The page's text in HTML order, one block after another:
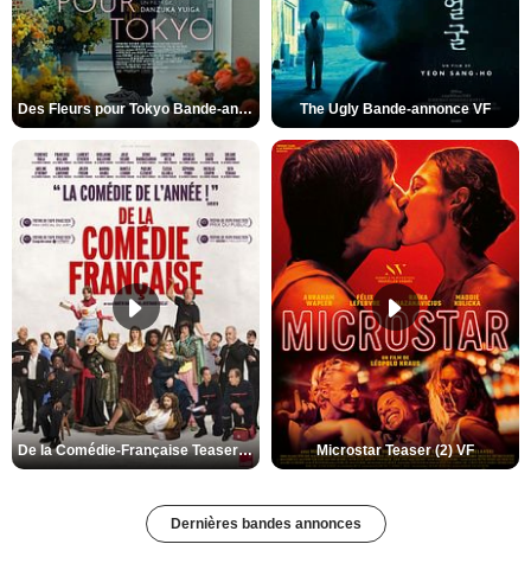
Des Fleurs pour Tokyo Bande-annonce VO STFR The Ugly Bande-annonce VF
De la Comédie-Française Teaser (3) VF Microstar Teaser (2) VF
Dernières bandes annonces